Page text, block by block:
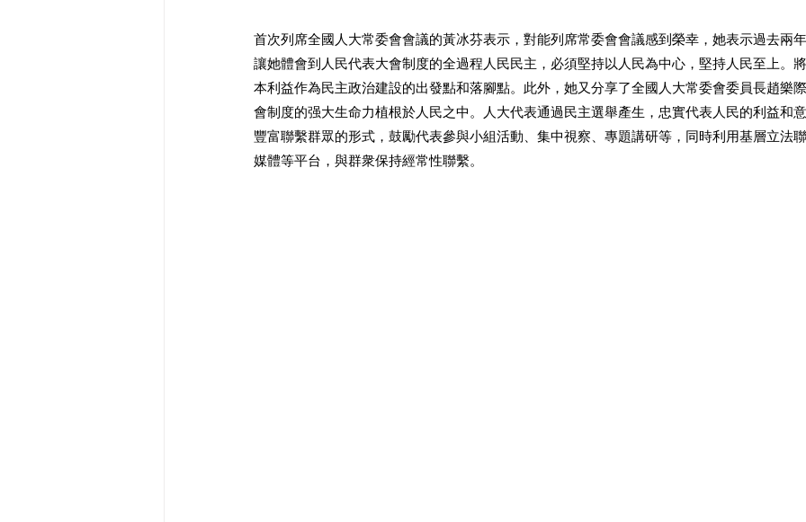
首次列席全國人大常委會會議的黃冰芬表示，對能列席常委會會議感到榮幸，她表示過去兩
讓她體會到人民代表大會制度的全過程人民民主，必須堅持以人民為中心，堅持人民至上。
本利益作為民主政治建設的出發點和落腳點。此外，她又分享了全國人大常委會委員長趙樂
會制度的强大生命力植根於人民之中。人大代表通過民主選舉產生，忠實代表人民的利益和
豐富聯繫群眾的形式，鼓勵代表參與小組活動、集中視察、專題講研等，同時利用基層立法
媒體等平台，與群衆保持經常性聯繫。